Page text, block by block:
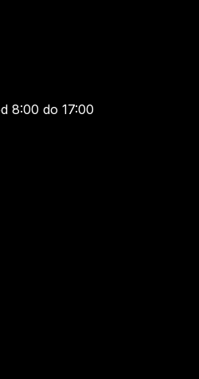
8:00 do 17:00